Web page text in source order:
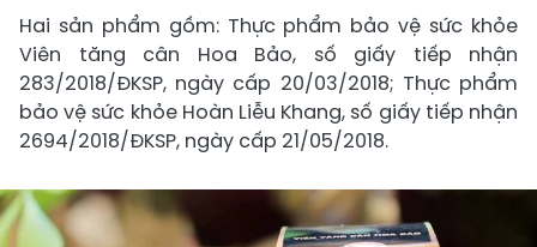
Hai sản phẩm gồm: Thực phẩm bảo vệ sức khỏe
Viên tăng cân Hoa Bảo, số giấy tiếp nhận
283/2018/ĐKSP, ngày cấp 20/03/2018; Thực phẩm
bảo vệ sức khỏe Hoàn Liễu Khang, số giấy tiếp nhận
2694/2018/ĐKSP, ngày cấp 21/05/2018.